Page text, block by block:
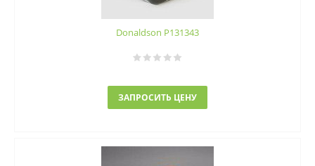
Donaldson P131343
ЗАПРОСИТЬ ЦЕНУ